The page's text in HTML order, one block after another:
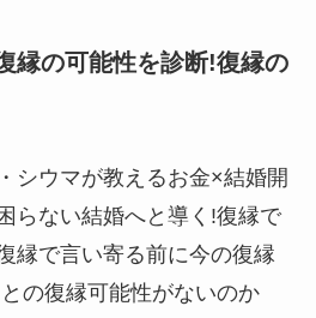
縁の可能性を診断!復縁の
シウマが教えるお金×結婚開
らない結婚へと導く!復縁で
縁で言い寄る前に今の復縁
の復縁可能性がないのか